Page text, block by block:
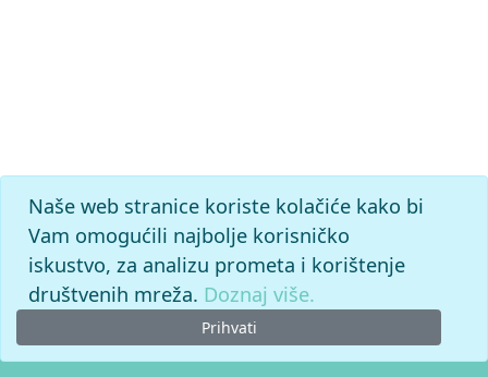
Naše web stranice koriste kolačiće kako bi
Vam omogućili najbolje korisničko
iskustvo, za analizu prometa i korištenje
društvenih mreža. Doznaj više.
Prihvati
© 2026. -Leksikografski zavodMiroslav Krleža